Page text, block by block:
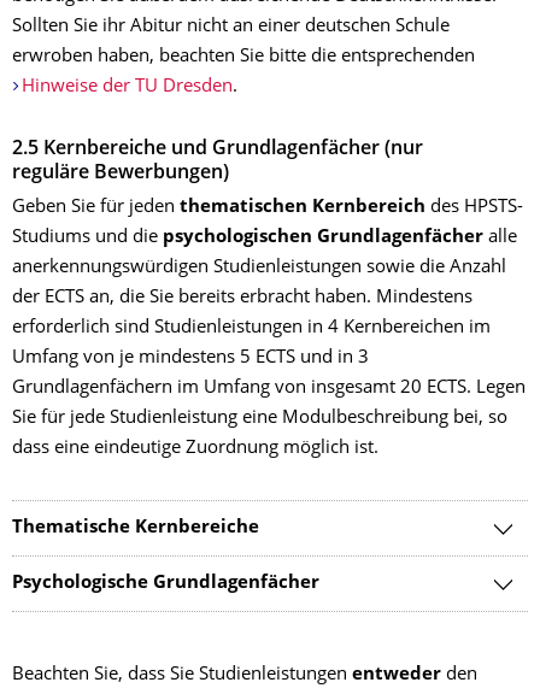
Sollten Sie ihr Abitur nicht an einer deutschen Schule
erwroben haben, beachten Sie bitte die entsprechenden
Hinweise der TU Dresden.
2.5 Kernbereiche und Grundlagenfächer (nur
reguläre Bewerbungen)
Geben Sie für jeden thematischen Kernbereich des HPSTS-
Studiums und die psychologischen Grundlagenfächer alle
anerkennungswürdigen Studienleistungen sowie die Anzahl
der ECTS an, die Sie bereits erbracht haben. Mindestens
erforderlich sind Studienleistungen in 4 Kernbereichen im
Umfang von je mindestens 5 ECTS und in 3
Grundlagenfächern im Umfang von insgesamt 20 ECTS. Legen
Sie für jede Studienleistung eine Modulbeschreibung bei, so
dass eine eindeutige Zuordnung möglich ist.
Thematische Kernbereiche
Psychologische Grundlagenfächer
Beachten Sie, dass Sie Studienleistungen entweder den